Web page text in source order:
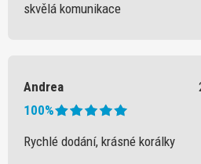
skvělá komunikace
Andrea
100%
Rychlé dodání, krásné korálky